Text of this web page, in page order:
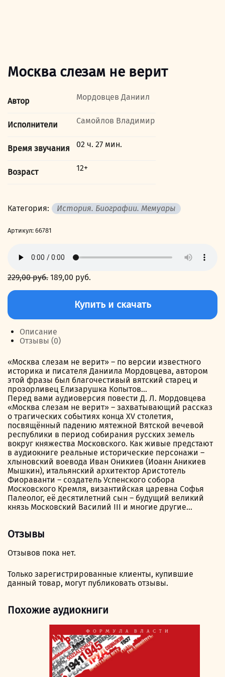
Москва слезам не верит
Автор Мордовцев Даниил
Исполнители Самойлов Владимир
Время звучания 02 ч. 27 мин.
Возраст 12+
Категория: История. Биографии. Мемуары
Артикул: 66781
229,00руб. Первоначальная
229,00 руб..
189,00 руб.
Количество
Москва
слезам
не
верит
Купить и скачать
Описание
Отзывы (0)
«Москва слезам не верит» – по версии известного
историка и писателя Даниила Мордовцева, автором
этой фразы был благочестивый вятский старец и
прозорливец Елизарушка Копытов…
Перед вами аудиоверсия повести Д. Л. Мордовцева
«Москва слезам не верит» – захватывающий рассказ
о трагических событиях конца XV столетия,
посвящённый падению мятежной Вятской вечевой
республики в период собирания русских земель
вокруг княжества Московского. Как живые предстают
в аудиокниге реальные исторические персонажи –
хлыновский воевода Иван Оникиев (Иоанн Аникиев
Мышкин), итальянский архитектор Аристотель
Фиораванти – создатель Успенского собора
Московского Кремля, византийская царевна Софья
Палеолог, её десятилетний сын – будущий великий
князь Московский Василий III и многие другие…
Отзывы
Отзывов пока нет.
Только зарегистрированные клиенты, купившие
данный товар, могут публиковать отзывы.
Похожие аудиокниги